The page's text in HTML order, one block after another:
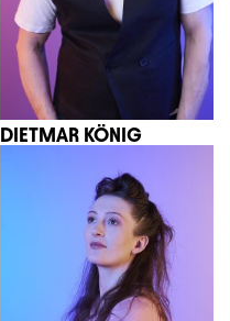
DIETMAR KÖNIG